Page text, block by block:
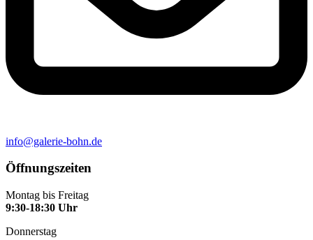
info@galerie-bohn.de
Öffnungszeiten
Montag bis Freitag
9:30-18:30 Uhr
Donnerstag